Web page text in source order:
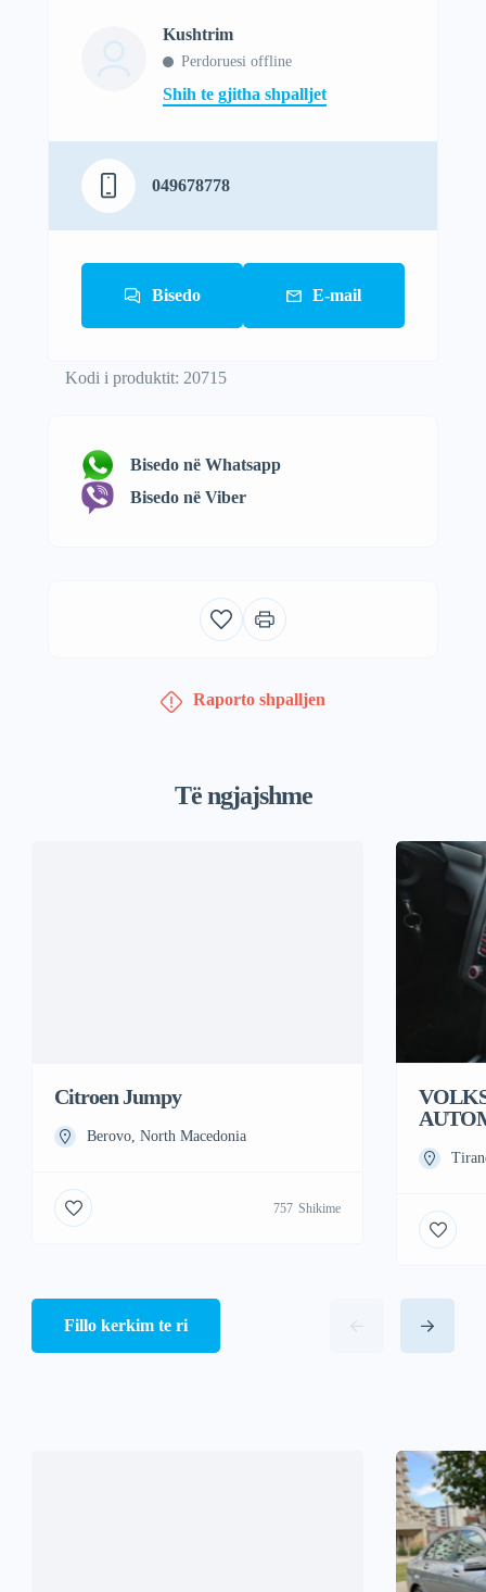
Kushtrim
Perdoruesi offline
Shih te gjitha shpalljet
049678778
Bisedo E-mail
Kodi i produktit: 20715
Bisedo në Whatsapp
Bisedo në Viber
Raporto shpalljen
Të ngjajshme
Citroen Jumpy
Berovo, North Macedonia
757 Shikime
Fillo kerkim te ri